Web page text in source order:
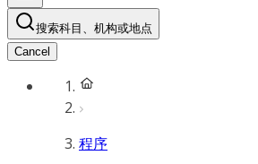
搜索科目、机构或地点
Cancel
程序